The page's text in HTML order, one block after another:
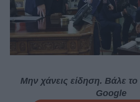
Μην χάνεις είδηση. Βάλε το
Google